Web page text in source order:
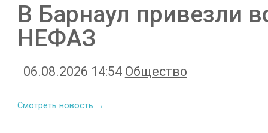
В Барнаул привезли
НЕФАЗ
06.08.2026 14:54 Общество
Смотреть новость →